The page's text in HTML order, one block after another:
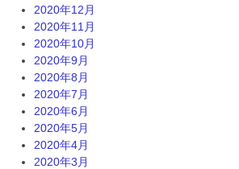
2020年12月
2020年11月
2020年10月
2020年9月
2020年8月
2020年7月
2020年6月
2020年5月
2020年4月
2020年3月